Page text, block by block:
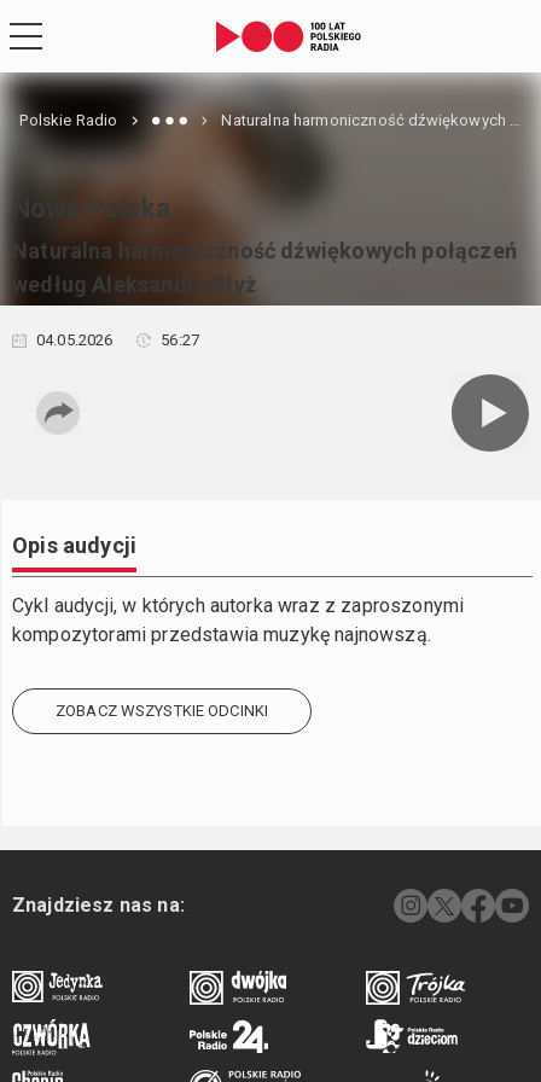
Polskie Radio Naturalna harmoniczność dźwiękowych połączeń według Aleksandry Słyż
Nowa Polska
Naturalna harmoniczność dźwiękowych połączeń
według Aleksandry Słyż
04.05.2026 56:27
Opis audycji
Cykl audycji, w których autorka wraz z zaproszonymi
kompozytorami przedstawia muzykę najnowszą.
ZOBACZ WSZYSTKIE ODCINKI
Znajdziesz nas na: